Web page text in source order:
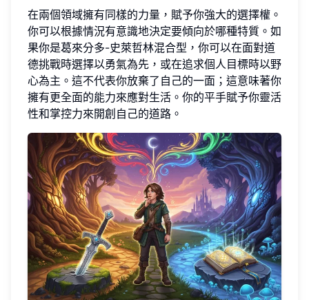
在兩個領域擁有同樣的力量，賦予你強大的選擇權。
你可以根據情況有意識地決定要傾向於哪種特質。如
果你是葛來分多-史萊哲林混合型，你可以在面對道
德挑戰時選擇以勇氣為先，或在追求個人目標時以野
心為主。這不代表你放棄了自己的一面；這意味著你
擁有更全面的能力來應對生活。你的平手賦予你靈活
性和掌控力來開創自己的道路。